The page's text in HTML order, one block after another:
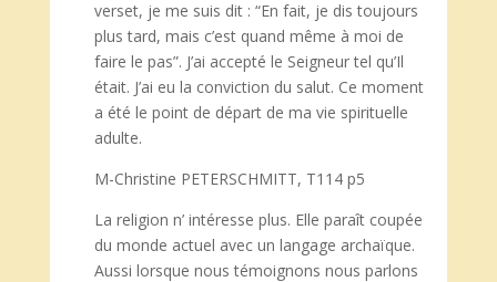
verset, je me suis dit : “En fait, je dis toujours
plus tard, mais c’est quand même à moi de
faire le pas”. J’ai accepté le Seigneur tel qu’Il
était. J’ai eu la conviction du salut. Ce moment
a été le point de départ de ma vie spirituelle
adulte.
M-Christine PETERSCHMITT, T114 p5
La religion n’ intéresse plus. Elle paraît coupée
du monde actuel avec un langage archaïque.
Aussi lorsque nous témoignons nous parlons